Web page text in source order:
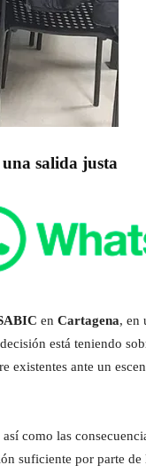
salida justa
en Cartagena, en
está teniendo
ante un
como las
suficiente por parte